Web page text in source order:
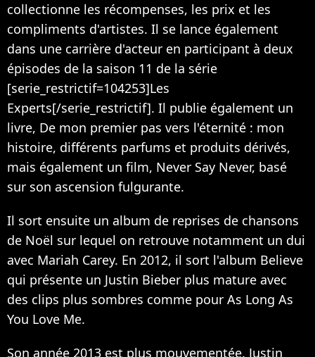
collectionne les récompenses, les prix et les
compliments d'artistes. Il se lance également
dans une carrière d'acteur en participant à deux
épisodes de la saison 11 de la série
[serie_restrictif=104253]Les
Experts[/serie_restrictif]. Il publie également un
livre, De mon premier pas vers l'éternité : mon
histoire, différents parfums et produits dérivés,
mais également un film, Never Say Never, basé
sur son ascension fulgurante.
Il sort ensuite un album de reprises de chansons
de Noël sur lequel on retrouve notamment un dui
avec Mariah Carey. En 2012, il sort l'album Believe
qui présente un Justin Bieber plus mature avec
des clips plus sombres comme pour As Long As
You Love Me.
Son année 2013 est plus mouvementée. Justin